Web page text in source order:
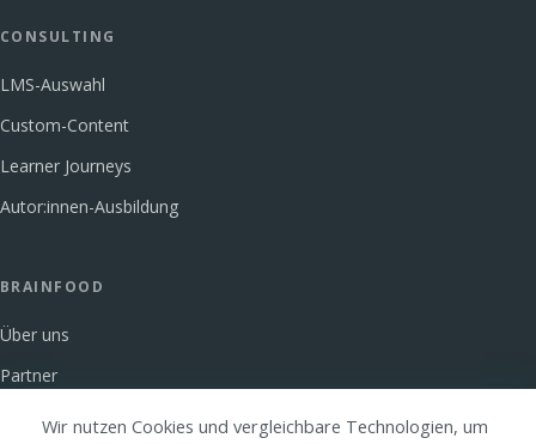
CONSULTING
LMS-Auswahl
Custom-Content
Learner Journeys
Autor:innen-Ausbildung
BRAINFOOD
Über uns
Partner
GlossarWir nutzen Cookies und vergleichbare Technologien, um